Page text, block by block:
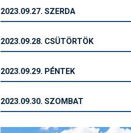
2023.09.27. SZERDA
2023.09.28. CSÜTÖRTÖK
2023.09.29. PÉNTEK
2023.09.30. SZOMBAT